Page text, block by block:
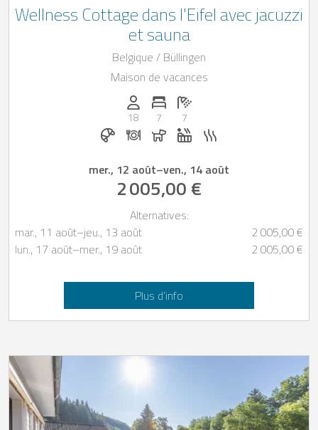
Wellness Cottage dans l'Eifel avec jacuzzi
et sauna
Belgique / Büllingen
Maison de vacances
Personnes (max): 18
18
Nombre de chambres: 7
7
Nombre de salles de bain: 7
7
Petit-déjeuner réservable chez Casapilot
Dîner sur demande
Chiens autorisés
Jacuzzi
mer., 12 août–ven., 14 août
2 005,00 €
Alternatives:
mar., 11 août–jeu., 13 août
2 005,00 €
lun., 17 août–mer., 19 août 2 005,00 €
Plus d’info